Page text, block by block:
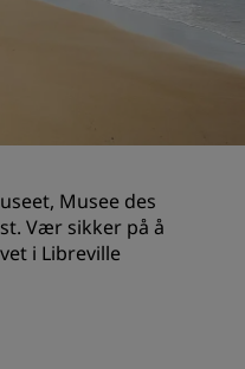
hoteller
Musee des
Vær sikker på å
i Libreville